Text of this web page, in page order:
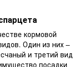
кормовой
Один из них –
и третий вид
посадки